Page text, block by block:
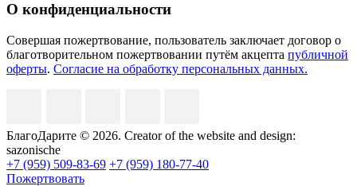
О конфиденциальности
Совершая пожертвование, пользователь заключает договор о
благотворительном пожертвовании путём акцепта публичной
оферты. Согласие на обработку персональных данных.
БлагоДарите © 2026. Creator of the website and design:
sazonische
+7 (959) 509-83-69 +7 (959) 180-77-40
Пожертвовать